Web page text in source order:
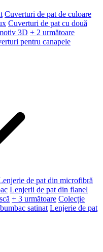
Cuverturi de pat de culoare
Cuverturi de pat cu două
3D + 2 următoare
pentru canapele
de pat din microfibră
Lenjerii de pat din flanel
+ 3 următoare Colecție
satinat Lenjerie de pat